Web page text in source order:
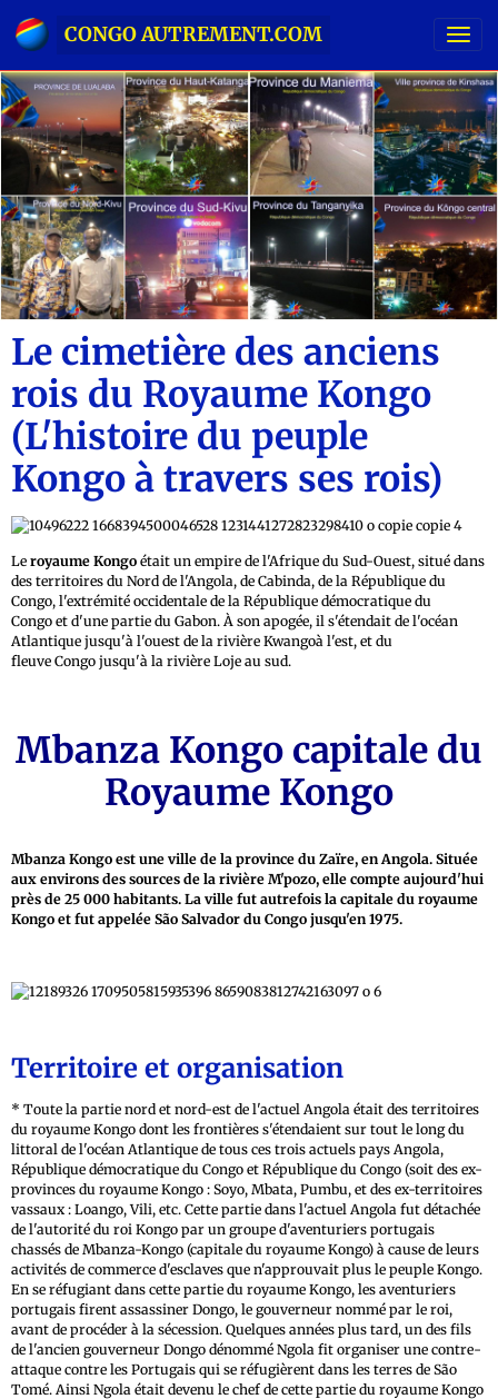
CONGO AUTREMENT.COM
Le cimetière des anciens
rois du Royaume Kongo
(L'histoire du peuple
Kongo à travers ses rois)
Le royaume Kongo était un empire de l'Afrique du Sud-Ouest, situé dans
des territoires du Nord de l'Angola, de Cabinda, de la République du
Congo, l'extrémité occidentale de la République démocratique du
Congo et d'une partie du Gabon. À son apogée, il s'étendait de l'océan
Atlantique jusqu'à l'ouest de la rivière Kwangoà l'est, et du
fleuve Congo jusqu'à la rivière Loje au sud.
Mbanza Kongo capitale du
Royaume Kongo
Mbanza Kongo est une ville de la province du Zaïre, en Angola. Située
aux environs des sources de la rivière M'pozo, elle compte aujourd'hui
près de 25 000 habitants. La ville fut autrefois la capitale du royaume
Kongo et fut appelée São Salvador du Congo jusqu'en 1975.
Territoire et organisation
* Toute la partie nord et nord-est de l'actuel Angola était des territoires
du royaume Kongo dont les frontières s'étendaient sur tout le long du
littoral de l'océan Atlantique de tous ces trois actuels pays Angola,
République démocratique du Congo et République du Congo (soit des ex-
provinces du royaume Kongo : Soyo, Mbata, Pumbu, et des ex-territoires
vassaux : Loango, Vili, etc. Cette partie dans l'actuel Angola fut détachée
de l'autorité du roi Kongo par un groupe d'aventuriers portugais
chassés de Mbanza-Kongo (capitale du royaume Kongo) à cause de leurs
activités de commerce d'esclaves que n'approuvait plus le peuple Kongo.
En se réfugiant dans cette partie du royaume Kongo, les aventuriers
portugais firent assassiner Dongo, le gouverneur nommé par le roi,
avant de procéder à la sécession. Quelques années plus tard, un des fils
de l'ancien gouverneur Dongo dénommé Ngola fit organiser une contre-
attaque contre les Portugais qui se réfugièrent dans les terres de São
Tomé. Ainsi Ngola était devenu le chef de cette partie du royaume Kongo